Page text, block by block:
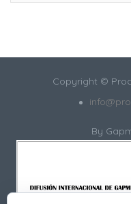
Copyright ©
By